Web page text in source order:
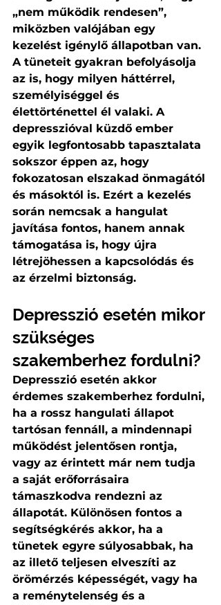
„nem működik rendesen”,
miközben valójában egy
kezelést igénylő állapotban van.
A tüneteit gyakran befolyásolja
az is, hogy milyen háttérrel,
személyiséggel és
élettörténettel él valaki. A
depresszióval küzdő ember
egyik legfontosabb tapasztalata
sokszor éppen az, hogy
fokozatosan elszakad önmagától
és másoktól is. Ezért a kezelés
során nemcsak a hangulat
javítása fontos, hanem annak
támogatása is, hogy újra
létrejöhessen a kapcsolódás és
az érzelmi biztonság.
Depresszió esetén mikor
szükséges
szakemberhez fordulni?
Depresszió esetén akkor
érdemes szakemberhez fordulni,
ha a rossz hangulati állapot
tartósan fennáll, a mindennapi
működést jelentősen rontja,
vagy az érintett már nem tudja
a saját erőforrásaira
támaszkodva rendezni az
állapotát. Különösen fontos a
segítségkérés akkor, ha a
tünetek egyre súlyosabbak, ha
az illető teljesen elveszíti az
örömérzés képességét, vagy ha
a reménytelenség és a